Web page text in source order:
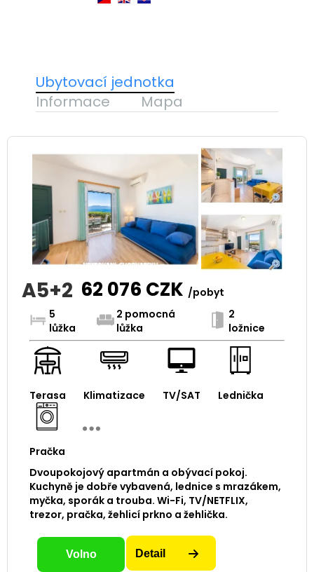
Ubytovací jednotka
Informace
Mapa
A5+2 62 076 CZK /pobyt
5
lůžka
2 pomocná
lůžka
2
ložnice
Terasa Klimatizace TV/SAT Lednička
Pračka
Dvoupokojový apartmán a obývací pokoj.
Kuchyně je dobře vybavená, lednice s mrazákem,
myčka, sporák a trouba. Wi-Fi, TV/NETFLIX,
trezor, pračka, žehlicí prkno a žehlička.
Volno Detail